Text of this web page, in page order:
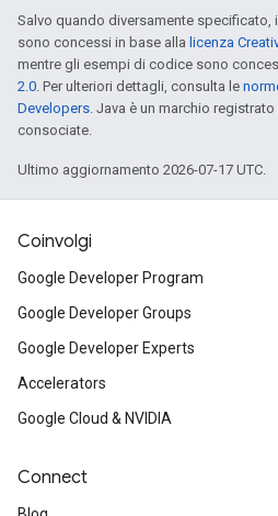
Salvo quando diversamente specificato,
sono concessi in base alla licenza
mentre gli esempi di codice sono
2.0. Per ulteriori dettagli, consulta le
Developers. Java è un marchio
consociate.
Ultimo aggiornamento 2026-07-17 UTC.
Coinvolgi
Google Developer Program
Google Developer Groups
Google Developer Experts
Accelerators
Google Cloud & NVIDIA
Connect